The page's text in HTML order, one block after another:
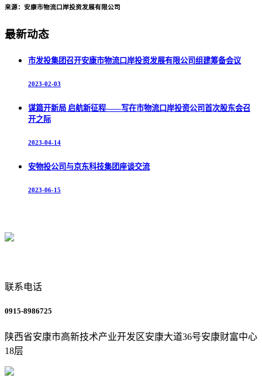
来源：安康市物流口岸投资发展有限公司
最新动态
市发投集团召开安康市物流口岸投资发展有限公司组建筹备会议
2023-02-03
谋篇开新局 启航新征程——写在市物流口岸投资公司首次股东会召
开之际
2023-04-14
安物投公司与京东科技集团座谈交流
2023-06-15
联系电话
0915-8986725
陕西省安康市高新技术产业开发区安康大道36号安康财富中心
18层